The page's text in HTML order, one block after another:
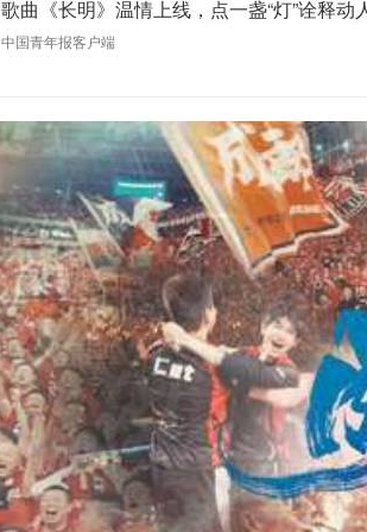
歌曲《长明》温情上线，点一盏“灯”诠释动
中国青年报客户端